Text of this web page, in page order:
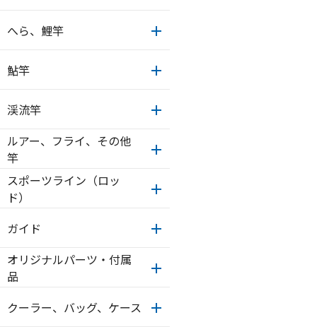
へら、鯉竿
鮎竿
渓流竿
ルアー、フライ、その他
竿
スポーツライン（ロッ
ド）
ガイド
オリジナルパーツ・付属
品
クーラー、バッグ、ケース